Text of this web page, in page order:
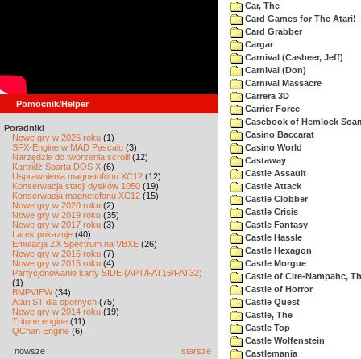
Pomocnik/Helper
Poradniki
Nowe gry w 2026 roku (1)
SFX-Engine w MAD Pascalu (3)
Narzędzie do tworzenia scrolli (12)
Kartridż Sparta DOS X (6)
Usprawnienia magnetofonu XC12 (12)
Konserwacja stacji dysków 1050 (19)
Konserwacja magnetofonu XC12 (15)
Nowe gry w 2020 roku (2)
Nowe gry w 2019 roku (35)
Nowe gry w 2017 roku (3)
Larek pokazuje (40)
Emulacja ZX Spectrum na VBXE (26)
Nowe gry w 2016 roku (7)
Nowe gry w 2015 roku (4)
Partycjonowanie karty SIDE (APT/FAT16/FAT32)
(1)
BMPVIEW(34)
Atari ST dla opornych (75)
Nowe gry w 2014 roku (19)
Tritone engine (11)
QChan Engine (6)
nowsze starsze
Car, The
Card Games for The Atari!
Card Grabber
Cargar
Carnival (Casbeer, Jeff)
Carnival (Don)
Carnival Massacre
Carrera 3D
Carrier Force
Casebook of Hemlock
Casino Baccarat
Casino World
Castaway
Castle Assault
Castle Attack
Castle Clobber
Castle Crisis
Castle Fantasy
Castle Hassle
Castle Hexagon
Castle Morgue
Castle of Cire-Nampahc,
Castle of Horror
Castle Quest
Castle, The
Castle Top
Castle Wolfenstein
Castlemania